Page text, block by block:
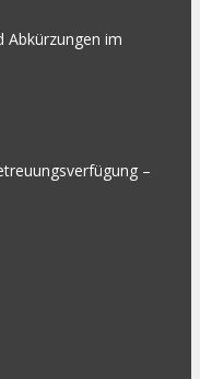
Abkürzungen im
–